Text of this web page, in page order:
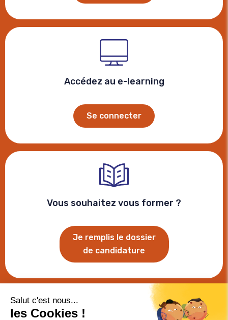
Accédez au e-learning
Se connecter
Vous souhaitez vous former ?
Je remplis le dossier
de candidature